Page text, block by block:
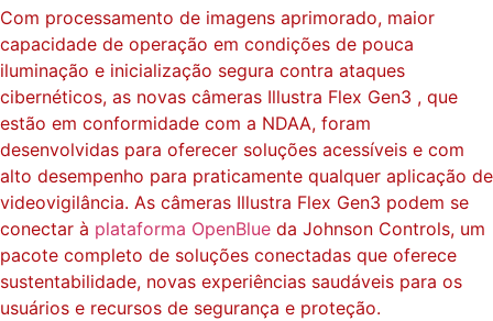
Com processamento de imagens aprimorado, maior
capacidade de operação em condições de pouca
iluminação e inicialização segura contra ataques
cibernéticos, as novas câmeras Illustra Flex Gen3 , que
estão em conformidade com a NDAA, foram
desenvolvidas para oferecer soluções acessíveis e com
alto desempenho para praticamente qualquer aplicação de
videovigilância. As câmeras Illustra Flex Gen3 podem se
conectar à plataforma OpenBlue da Johnson Controls, um
pacote completo de soluções conectadas que oferece
sustentabilidade, novas experiências saudáveis para os
usuários e recursos de segurança e proteção.